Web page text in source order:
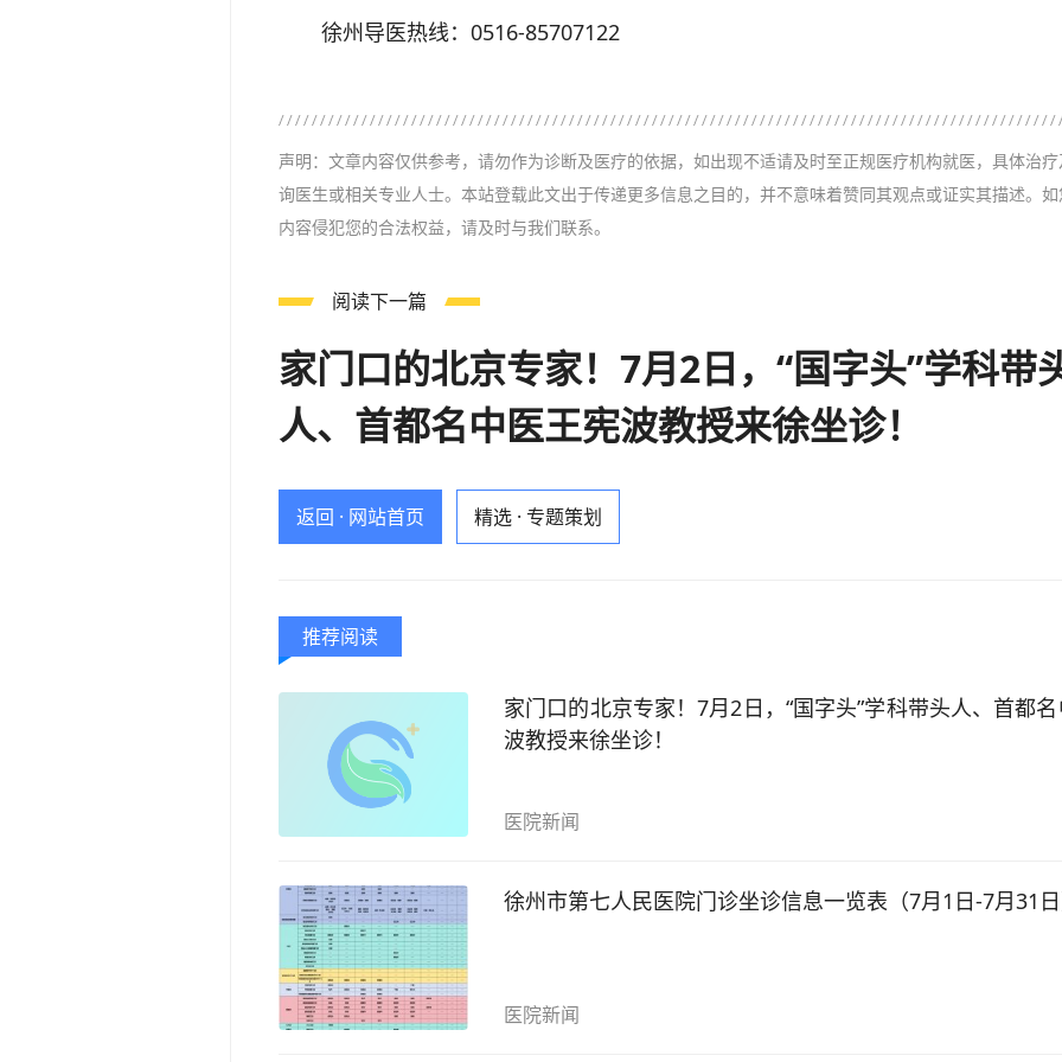
徐州导医热线：0516-85707122
声明：文章内容仅供参考，请勿作为诊断及医疗的依据，如出现不适请及时至正规医疗机构就医，具体治
询医生或相关专业人士。本站登载此文出于传递更多信息之目的，并不意味着赞同其观点或证实其描述。
内容侵犯您的合法权益，请及时与我们联系。
阅读下一篇
家门口的北京专家！7月2日，“国字头”学科带
人、首都名中医王宪波教授来徐坐诊！
返回 · 网站首页 精选 · 专题策划
推荐阅读
家门口的北京专家！7月2日，“国字头”学科带头人、首都
波教授来徐坐诊！
医院新闻
徐州市第七人民医院门诊坐诊信息一览表（7月1日-7月31日
医院新闻